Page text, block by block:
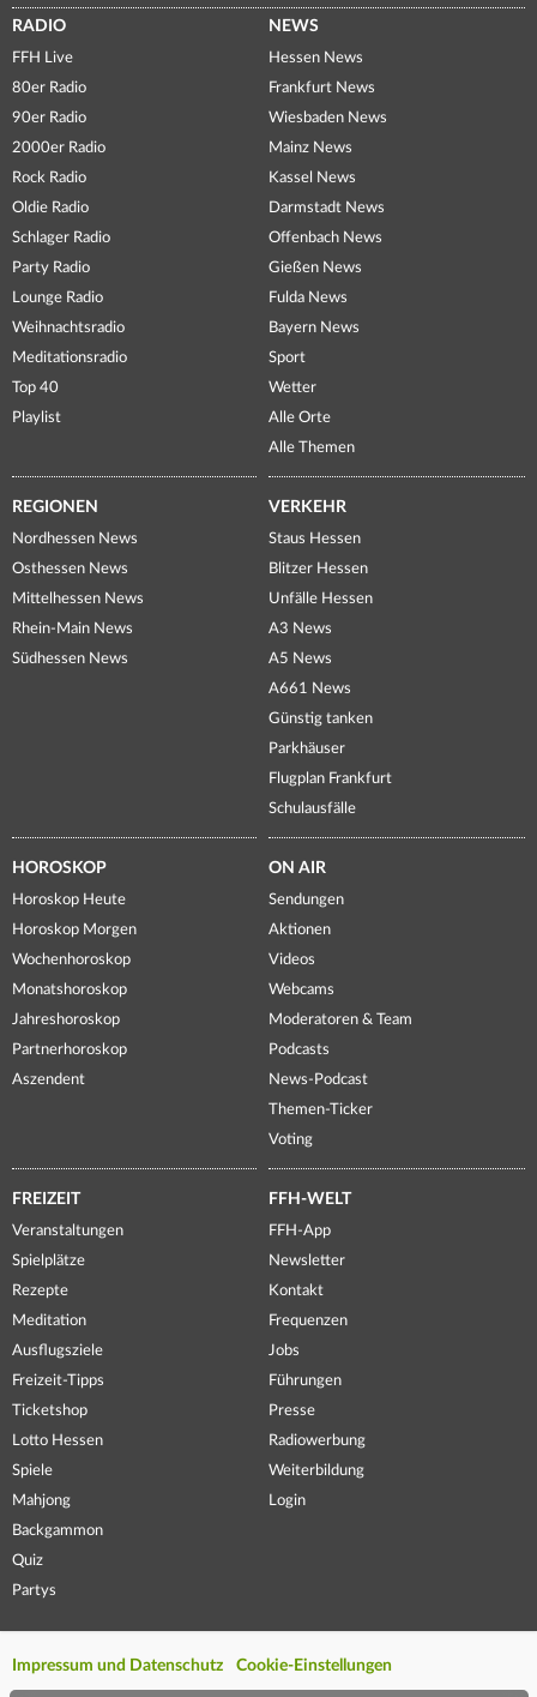
RADIO
FFH Live
80er Radio
90er Radio
2000er Radio
Rock Radio
Oldie Radio
Schlager Radio
Party Radio
Lounge Radio
Weihnachtsradio
Meditationsradio
Top 40
Playlist
NEWS
Hessen News
Frankfurt News
Wiesbaden News
Mainz News
Kassel News
Darmstadt News
Offenbach News
Gießen News
Fulda News
Bayern News
Sport
Wetter
Alle Orte
Alle Themen
REGIONEN
Nordhessen News
Osthessen News
Mittelhessen News
Rhein-Main News
Südhessen News
VERKEHR
Staus Hessen
Blitzer Hessen
Unfälle Hessen
A3 News
A5 News
A661 News
Günstig tanken
Parkhäuser
Flugplan Frankfurt
Schulausfälle
HOROSKOP
Horoskop Heute
Horoskop Morgen
Wochenhoroskop
Monatshoroskop
Jahreshoroskop
Partnerhoroskop
Aszendent
ON AIR
Sendungen
Aktionen
Videos
Webcams
Moderatoren & Team
Podcasts
News-Podcast
Themen-Ticker
Voting
FREIZEIT
Veranstaltungen
Spielplätze
Rezepte
Meditation
Ausflugsziele
Freizeit-Tipps
Ticketshop
Lotto Hessen
Spiele
Mahjong
Backgammon
Quiz
Partys
FFH-WELT
FFH-App
Newsletter
Kontakt
Frequenzen
Jobs
Führungen
Presse
Radiowerbung
Weiterbildung
Login
Impressum und Datenschutz Cookie-Einstellungen